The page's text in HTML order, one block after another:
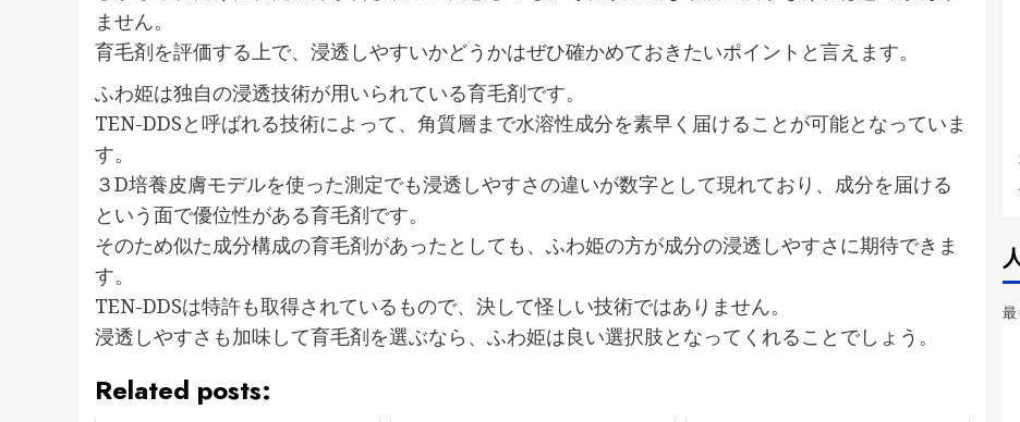
ません。
育毛剤を評価する上で、浸透しやすいかどうかはぜひ確かめておきたいポイントと言えます。
ふわ姫は独自の浸透技術が用いられている育毛剤です。
TEN-DDSと呼ばれる技術によって、角質層まで水溶性成分を素早く届けることが可能となっていま
す。
３D培養皮膚モデルを使った測定でも浸透しやすさの違いが数字として現れており、成分を届ける
という面で優位性がある育毛剤です。
そのため似た成分構成の育毛剤があったとしても、ふわ姫の方が成分の浸透しやすさに期待できま
す。
TEN-DDSは特許も取得されているもので、決して怪しい技術ではありません。
浸透しやすさも加味して育毛剤を選ぶなら、ふわ姫は良い選択肢となってくれることでしょう。
Related posts:
最